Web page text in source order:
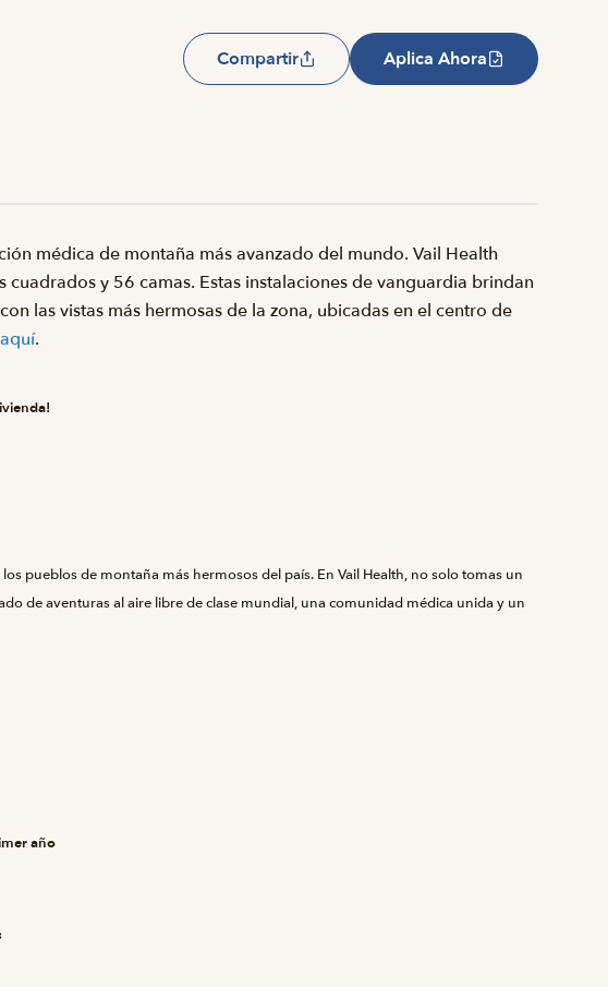
Compartir Aplica Ahora
médica de montaña más avanzado del mundo. Vail Health
y 56 camas. Estas instalaciones de vanguardia brindan
las vistas más hermosas de la zona, ubicadas en el centro de
aquí.
pueblos de montaña más hermosos del país. En Vail Health, no solo tomas un
de aventuras al aire libre de clase mundial, una comunidad médica unida y un
año